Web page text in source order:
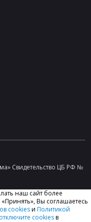
Свидетельство ЦБ РФ №
наш сайт более
Вы соглашаетесь
cookiesи Политикой
отключите cookiesв